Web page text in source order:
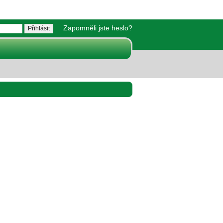
Zapomněli jste heslo?